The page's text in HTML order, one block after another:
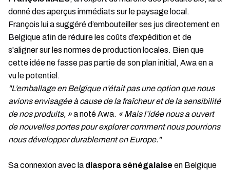
donné des aperçus immédiats sur le paysage local.
François lui a suggéré d’embouteiller ses jus directement en
Belgique afin de réduire les coûts d’expédition et de
s'aligner sur les normes de production locales. Bien que
cette idée ne fasse pas partie de son plan initial, Awa en a
vu le potentiel.
"L’emballage en Belgique n’était pas une option que nous
avions envisagée à cause de la fraîcheur et de la sensibilité
de nos produits, »a noté Awa. « Mais l’idée nous a ouvert
de nouvelles portes pour explorer comment nous pourrions
nous développer durablement en Europe."
Sa connexion avec la diaspora sénégalaise en Belgique